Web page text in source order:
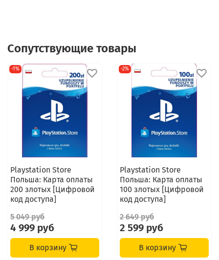
Сопутствующие товары
-1%
Playstation Store
Польша: Карта оплаты
200 злотых [Цифровой
код доступа]
5 049 руб
4 999 руб
В корзину
-2%
Playstation Store
Польша: Карта оплаты
100 злотых [Цифровой
код доступа]
2 649 руб
2 599 руб
В корзину